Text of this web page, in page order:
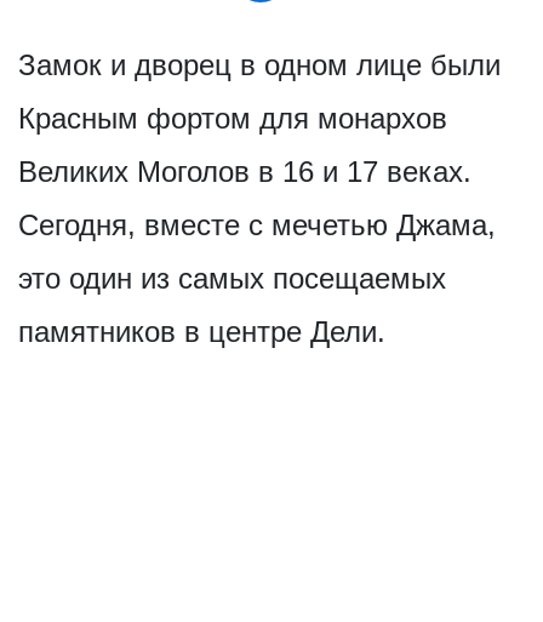
Замок и дворец в одном лице были
Красным фортом для монархов
Великих Моголов в 16 и 17 веках.
Сегодня, вместе с мечетью Джама,
это один из самых посещаемых
памятников в центре Дели.